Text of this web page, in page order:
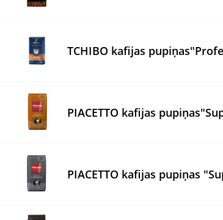
TCHIBO kafijas
PIACETTO kafijas
PIACETTO kafijas pupiņas